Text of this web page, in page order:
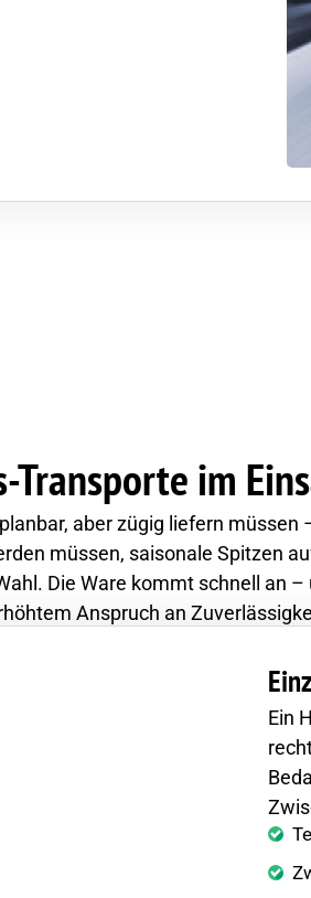
Transporte im
aber zügig liefern
müssen, saisonale Spitzen
Die Ware kommt schnell an
Anspruch an
Ein